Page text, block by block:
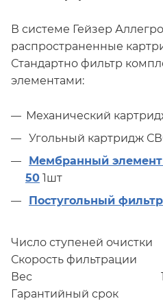
В системе Гейзер
распространенные
Стандартно фильтр
элементами:
Механический
Угольный картридж
Мембранный элемент
50 1шт
Постугольный фильтр
Число ступеней
Скорость
Вес
Гарантийный срок